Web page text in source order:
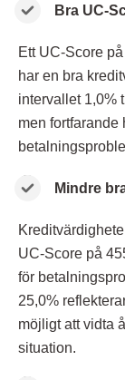
Bra UC-
Ett UC-Score
har en bra
intervallet 1,0%
men fortfarande
Mindre
UC-Score på
för
25,0%
möjligt att vidta
situation.